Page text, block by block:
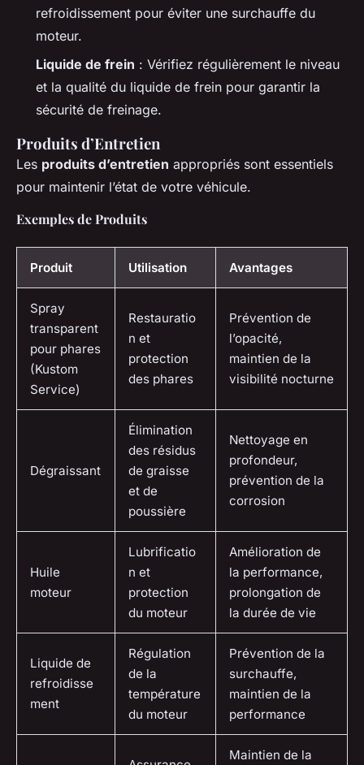
refroidissement pour éviter une surchauffe du
moteur.
Liquide de frein : Vérifiez régulièrement le niveau
et la qualité du liquide de frein pour garantir la
sécurité de freinage.
Produits d’Entretien
Les produits d’entretien appropriés sont essentiels
pour maintenir l’état de votre véhicule.
Exemples de Produits
Produit Utilisation Avantages
Spray
transparent
pour phares
(Kustom
Service)
Restauratio
n et
protection
des phares
Prévention de
l’opacité,
maintien de la
visibilité nocturne
Dégraissant
Élimination
des résidus
de graisse
et de
poussière
Nettoyage en
profondeur,
prévention de la
corrosion
Huile
moteur
Lubrificatio
n et
protection
du moteur
Amélioration de
la performance,
prolongation de
la durée de vie
Liquide de
refroidisse
ment
Régulation
de la
température
du moteur
Prévention de la
surchauffe,
maintien de la
performance
Maintien de la